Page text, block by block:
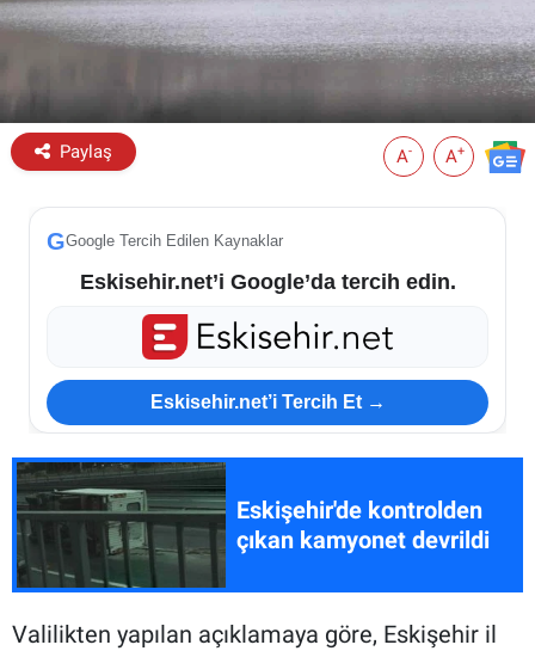
Paylaş A- A+
GGoogle Tercih Edilen Kaynaklar
Eskisehir.net’i Google’da tercih edin.
Eskisehir.net’i Tercih Et →
Eskişehir'de kontrolden
çıkan kamyonet devrildi
Valilikten yapılan açıklamaya göre, Eskişehir il
Eskişehir Otobüs Saatleri